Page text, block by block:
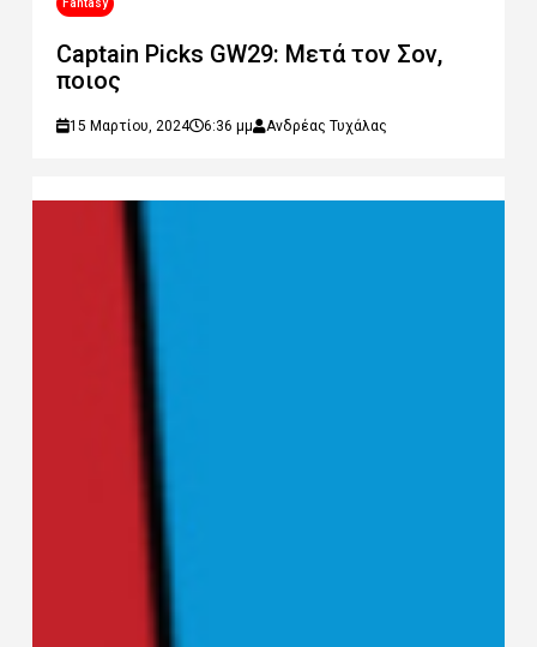
Fantasy
Captain Picks GW29: Μετά τον Σον,
ποιος
15 Μαρτίου, 2024 6:36 μμ Ανδρέας Τυχάλας